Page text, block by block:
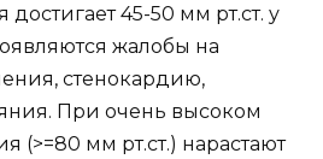
45-50 мм рт.ст. у
жалобы на
стенокардию,
При очень высоком
(>=80 мм рт.ст.) нарастают